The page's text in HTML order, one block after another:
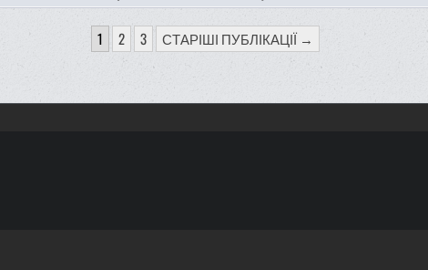
1 2 3 СТАРІШІ ПУБЛІКАЦІЇ →